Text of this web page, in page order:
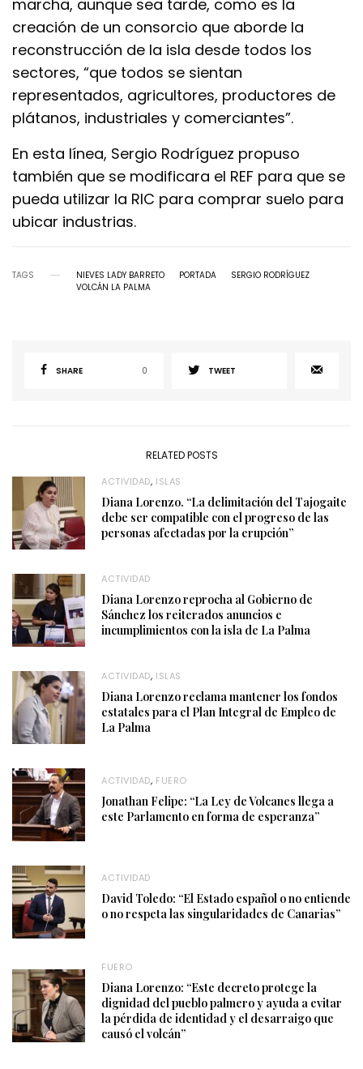
marcha, aunque sea tarde, como es la
creación de un consorcio que aborde la
reconstrucción de la isla desde todos los
sectores, “que todos se sientan
representados, agricultores, productores de
plátanos, industriales y comerciantes”.
En esta línea, Sergio Rodríguez propuso
también que se modificara el REF para que se
pueda utilizar la RIC para comprar suelo para
ubicar industrias.
TAGS NIEVES LADY BARRETO PORTADA
SERGIO RODRÍGUEZ
VOLCÁN LA PALMA
SHARE 0 TWEET
RELATED POSTS
ACTIVIDAD, ISLAS
Diana Lorenzo. “La delimitación del Tajogaite
debe ser compatible con el progreso de las
personas afectadas por la erupción”
ACTIVIDAD
Diana Lorenzo reprocha al Gobierno de
Sánchez los reiterados anuncios e
incumplimientos con la isla de La Palma
ACTIVIDAD, ISLAS
Diana Lorenzo reclama mantener los fondos
estatales para el Plan Integral de Empleo de
La Palma
ACTIVIDAD, FUERO
Jonathan Felipe: “La Ley de Volcanes llega a
este Parlamento en forma de esperanza”
ACTIVIDAD
David Toledo: “El Estado español o no entiende
o no respeta las singularidades de Canarias”
FUERO
Diana Lorenzo: “Este decreto protege la
dignidad del pueblo palmero y ayuda a evitar
la pérdida de identidad y el desarraigo que
causó el volcán”